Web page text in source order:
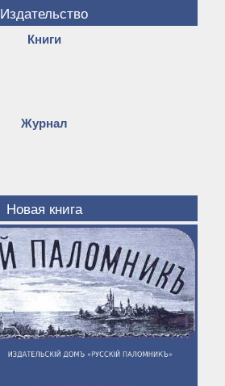
Издательство
Книги
Журнал
Новая книга